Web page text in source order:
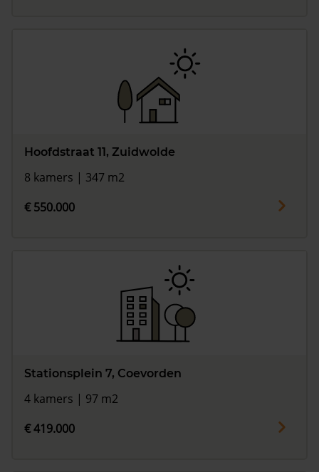
Hoofdstraat 11, Zuidwolde
8 kamers | 347 m2
€ 550.000
Stationsplein 7, Coevorden
4 kamers | 97 m2
€ 419.000